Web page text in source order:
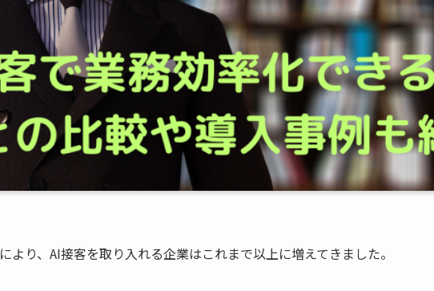
より、AI接客を取り入れる企業はこれまで以上に増えてきました。